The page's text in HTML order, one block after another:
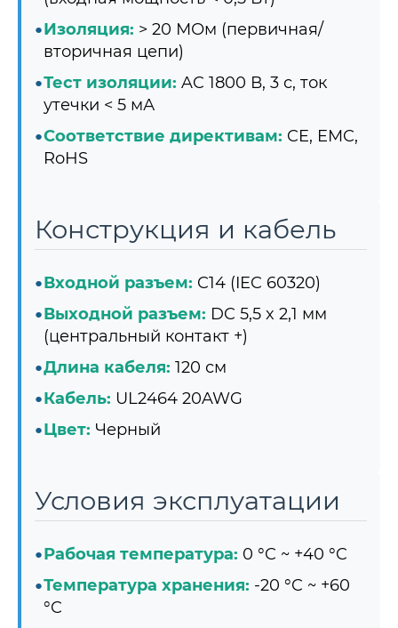
Изоляция: > 20 МОм (первичная/
вторичная цепи)
Тест изоляции: AC 1800 В, 3 с, ток
утечки < 5 мА
Соответствие директивам: CE, EMC,
RoHS
Конструкция и кабель
Входной разъем: C14 (IEC 60320)
Выходной разъем: DC 5,5 x 2,1 мм
(центральный контакт +)
Длина кабеля: 120 см
Кабель: UL2464 20AWG
Цвет: Черный
Условия эксплуатации
Рабочая температура: 0 °C ~ +40 °C
Температура хранения: -20 °C ~ +60
°C